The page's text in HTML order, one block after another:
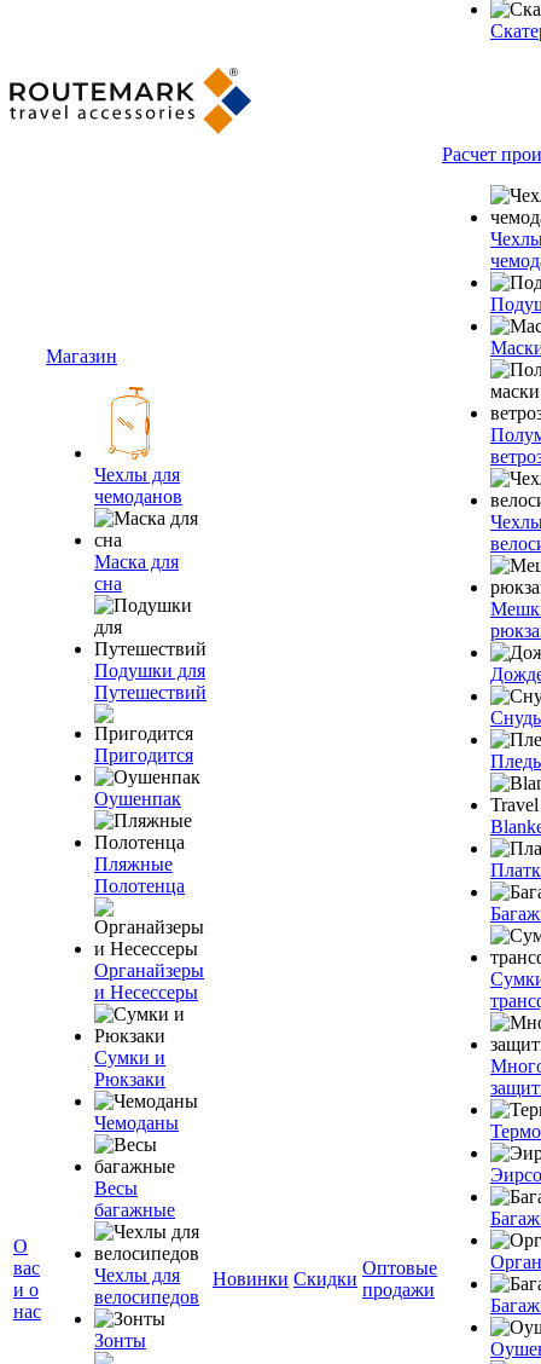
О
вас
и о
нас
Магазин
Чехлы для
чемоданов
Маска для
сна
Подушки для
Путешествий
Пригодится
Оушенпак
Пляжные
Полотенца
Органайзеры
и Несессеры
Сумки и
Рюкзаки
Чемоданы
Весы
багажные
Чехлы для
велосипедов
Зонты
Новинки Скидки
Оптовые
продажи
Расчет